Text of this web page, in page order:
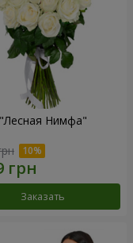
Нимфа"
Заказать